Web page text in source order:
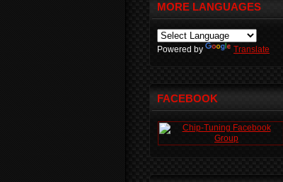
MORE LANGUAGES
Powered by Translate
FACEBOOK